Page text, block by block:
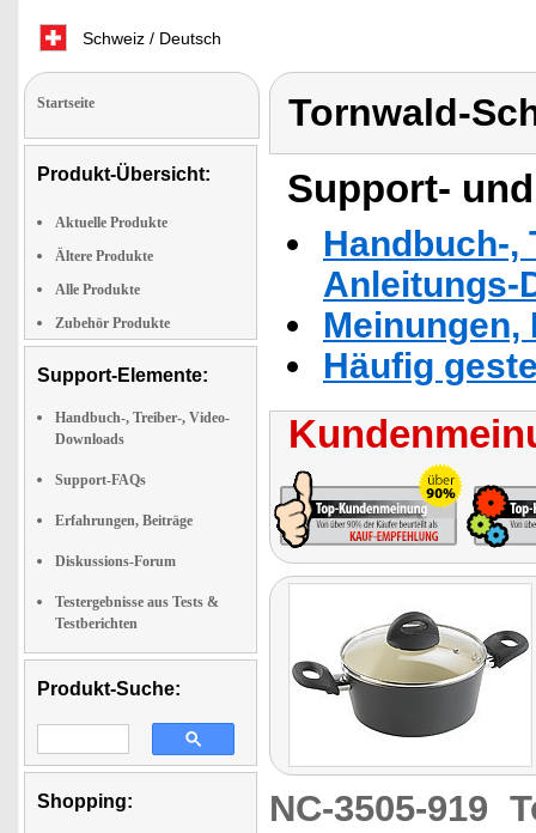
Schweiz / Deutsch
Startseite
Produkt-Übersicht:
Aktuelle Produkte
Ältere Produkte
Alle Produkte
Zubehör Produkte
Support-Elemente:
Handbuch-, Treiber-, Video-
Downloads
Support-FAQs
Erfahrungen, Beiträge
Diskussions-Forum
Testergebnisse aus Tests &
Testberichten
Produkt-Suche:
Shopping:
Tornwald-
Support-
Handbuch-,
Anleitungs-
Häufig
NC-3505-919